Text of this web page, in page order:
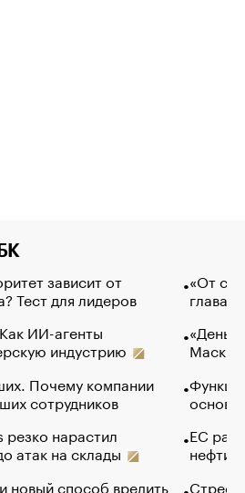
зависит от
Тест для лидеров
ИИ-агенты
индустрию
Почему компании
сотрудников
нарастил
атак на склады
новый способ вредить
«От
глава
Маск в
основ
ЕС
нефти